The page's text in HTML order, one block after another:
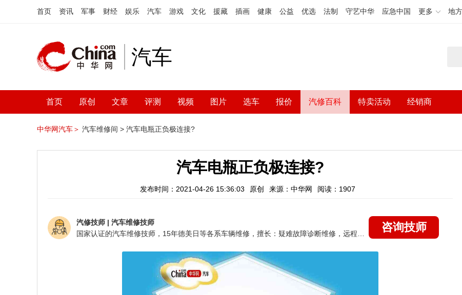
首页 资讯 军事 财经 娱乐 汽车 游戏 文化 援藏 插画 健康 公益 优选 法制 守艺中华 应急中国 更多 地
汽车
首页 原创 文章 评测 视频 图片 选车 报价 汽修百科 特卖活动 经销商
中华网汽车＞ 汽车维修间 > 汽车电瓶正负极连接?
汽车电瓶正负极连接?
发布时间：2021-04-26 15:36:03 原创 来源：中华网 阅读：1907
汽修技师 | 汽车维修技师
咨询技师